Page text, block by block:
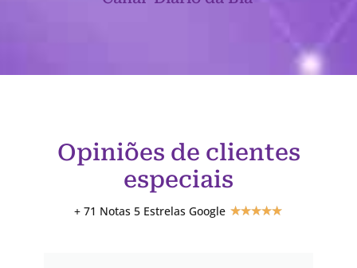
Opiniões de clientes
especiais
+ 71 Notas 5 Estrelas Google ★★★★★